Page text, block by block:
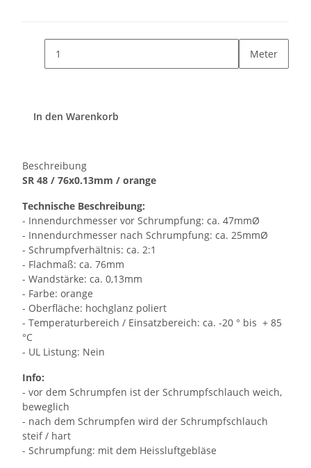
Meter
In den Warenkorb
Beschreibung
SR 48 / 76x0.13mm / orange
Technische Beschreibung:
- Innendurchmesser vor Schrumpfung: ca. 47mmØ
- Innendurchmesser nach Schrumpfung: ca. 25mmØ
- Schrumpfverhältnis: ca. 2:1
- Flachmaß: ca. 76mm
- Wandstärke: ca. 0,13mm
- Farbe: orange
- Oberfläche: hochglanz poliert
- Temperaturbereich / Einsatzbereich: ca. -20 ° bis + 85
°C
- UL Listung: Nein
Info:
- vor dem Schrumpfen ist der Schrumpfschlauch weich,
beweglich
- nach dem Schrumpfen wird der Schrumpfschlauch
steif / hart
- Schrumpfung: mit dem Heissluftgebläse